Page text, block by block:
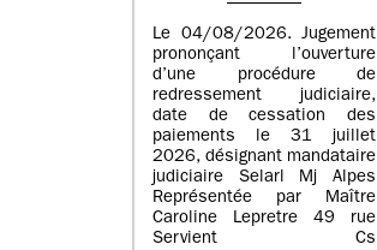
Le 04/08/2026. Jugement
prononçant l’ouverture
d’une procédure de
redressement judiciaire,
date de cessation des
paiements le 31 juillet
2026, désignant mandataire
judiciaire Selarl Mj Alpes
Représentée par Maître
Caroline Lepretre 49 rue
Servient Cs